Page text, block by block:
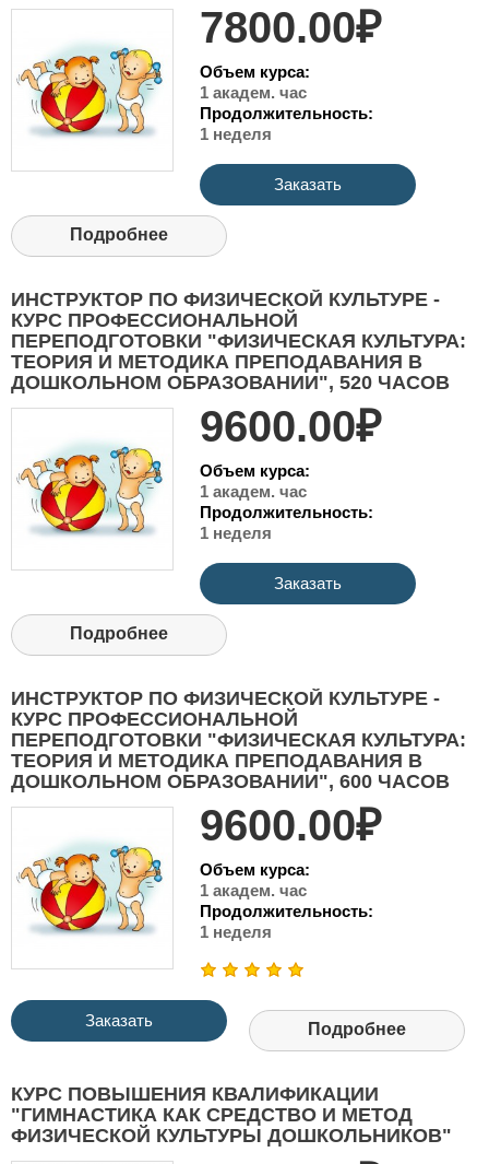
7800.00₽
Объем курса:
1 академ. час
Продолжительность:
1 неделя
Заказать
Подробнее
ИНСТРУКТОР ПО ФИЗИЧЕСКОЙ КУЛЬТУРЕ -
КУРС ПРОФЕССИОНАЛЬНОЙ
ПЕРЕПОДГОТОВКИ "ФИЗИЧЕСКАЯ КУЛЬТУРА:
ТЕОРИЯ И МЕТОДИКА ПРЕПОДАВАНИЯ В
ДОШКОЛЬНОМ ОБРАЗОВАНИИ", 520 ЧАСОВ
9600.00₽
Объем курса:
1 академ. час
Продолжительность:
1 неделя
Заказать
Подробнее
ИНСТРУКТОР ПО ФИЗИЧЕСКОЙ КУЛЬТУРЕ -
КУРС ПРОФЕССИОНАЛЬНОЙ
ПЕРЕПОДГОТОВКИ "ФИЗИЧЕСКАЯ КУЛЬТУРА:
ТЕОРИЯ И МЕТОДИКА ПРЕПОДАВАНИЯ В
ДОШКОЛЬНОМ ОБРАЗОВАНИИ", 600 ЧАСОВ
9600.00₽
Объем курса:
1 академ. час
Продолжительность:
1 неделя
Заказать Подробнее
КУРС ПОВЫШЕНИЯ КВАЛИФИКАЦИИ
"ГИМНАСТИКА КАК СРЕДСТВО И МЕТОД
ФИЗИЧЕСКОЙ КУЛЬТУРЫ ДОШКОЛЬНИКОВ"